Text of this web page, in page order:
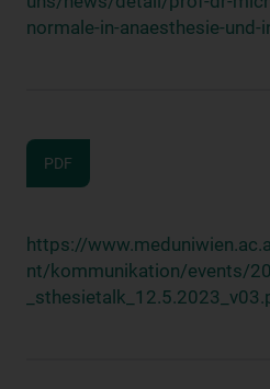
normale-in-anaesthesie-
PDF
https://
nt/kommunikation/events/